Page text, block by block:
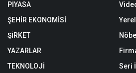
PİYASA
ŞEHİR EKONOMİSİ
ŞİRKET
YAZARLAR
TEKNOLOJİ
Seri